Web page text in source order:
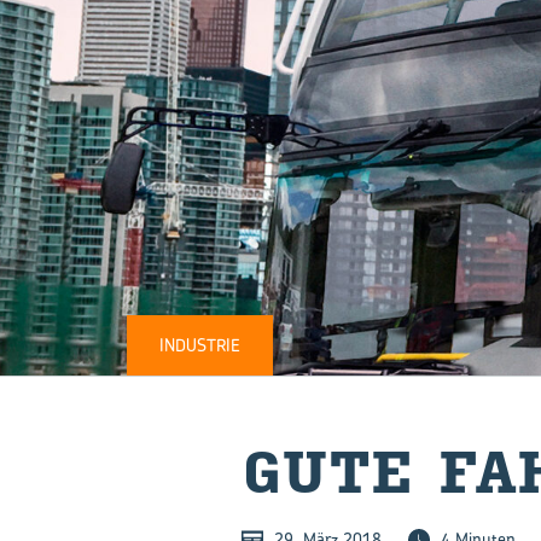
INDUSTRIE
GUTE